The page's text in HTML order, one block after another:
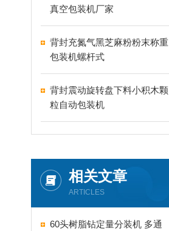
真空包装机厂家
背封充氮气黑芝麻粉粉末称重
包装机螺杆式
背封震动旋转盘下料小积木颗
粒自动包装机
相关文章
ARTICLES
60头树脂钻定量分装机 多通